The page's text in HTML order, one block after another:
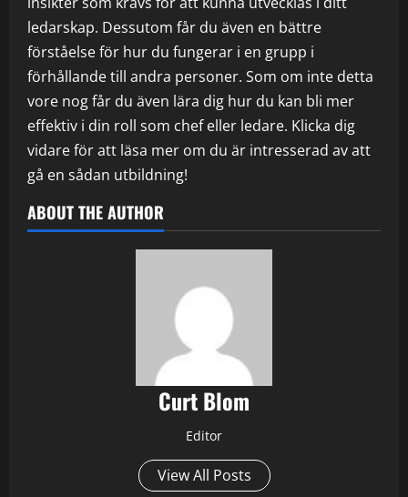
ledarskap. Dessutom får du även en bättre
förståelse för hur du fungerar i en grupp i
förhållande till andra personer. Som om inte detta
vore nog får du även lära dig hur du kan bli mer
effektiv i din roll som chef eller ledare. Klicka dig
vidare för att läsa mer om du är intresserad av att
gå en sådan utbildning!
ABOUT THE AUTHOR
Curt Blom
Editor
View All Posts